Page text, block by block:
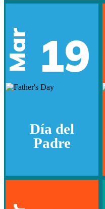
Mar 19
Día del
Padre